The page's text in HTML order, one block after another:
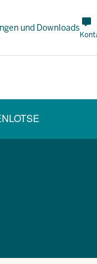
und Downloads Meta